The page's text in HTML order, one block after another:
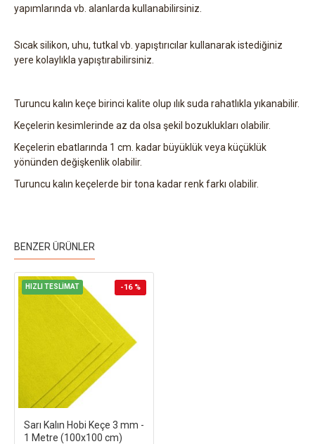
yapımlarında vb. alanlarda kullanabilirsiniz.
Sıcak silikon, uhu, tutkal vb. yapıştırıcılar kullanarak istediğiniz
yere kolaylıkla yapıştırabilirsiniz.
Turuncu kalın keçe birinci kalite olup ılık suda rahatlıkla yıkanabilir.
Keçelerin kesimlerinde az da olsa şekil bozuklukları olabilir.
Keçelerin ebatlarında 1 cm. kadar büyüklük veya küçüklük
yönünden değişkenlik olabilir.
Turuncu kalın keçelerde bir tona kadar renk farkı olabilir.
BENZER ÜRÜNLER
HIZLI TESLİMAT -16 %
Sarı Kalın Hobi Keçe 3 mm -
1 Metre (100x100 cm)